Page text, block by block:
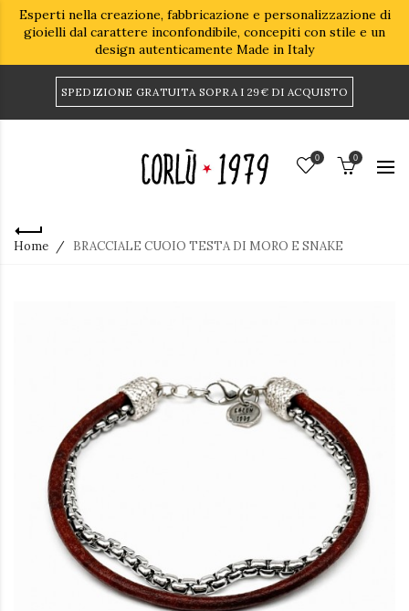
Esperti nella creazione, fabbricazione e personalizzazione di
gioielli dal carattere inconfondibile, concepiti con stile e un
design autenticamente Made in Italy
SPEDIZIONE GRATUITA SOPRA I 29€ DI ACQUISTO
0 0
Home BRACCIALE CUOIO TESTA DI MORO E SNAKE